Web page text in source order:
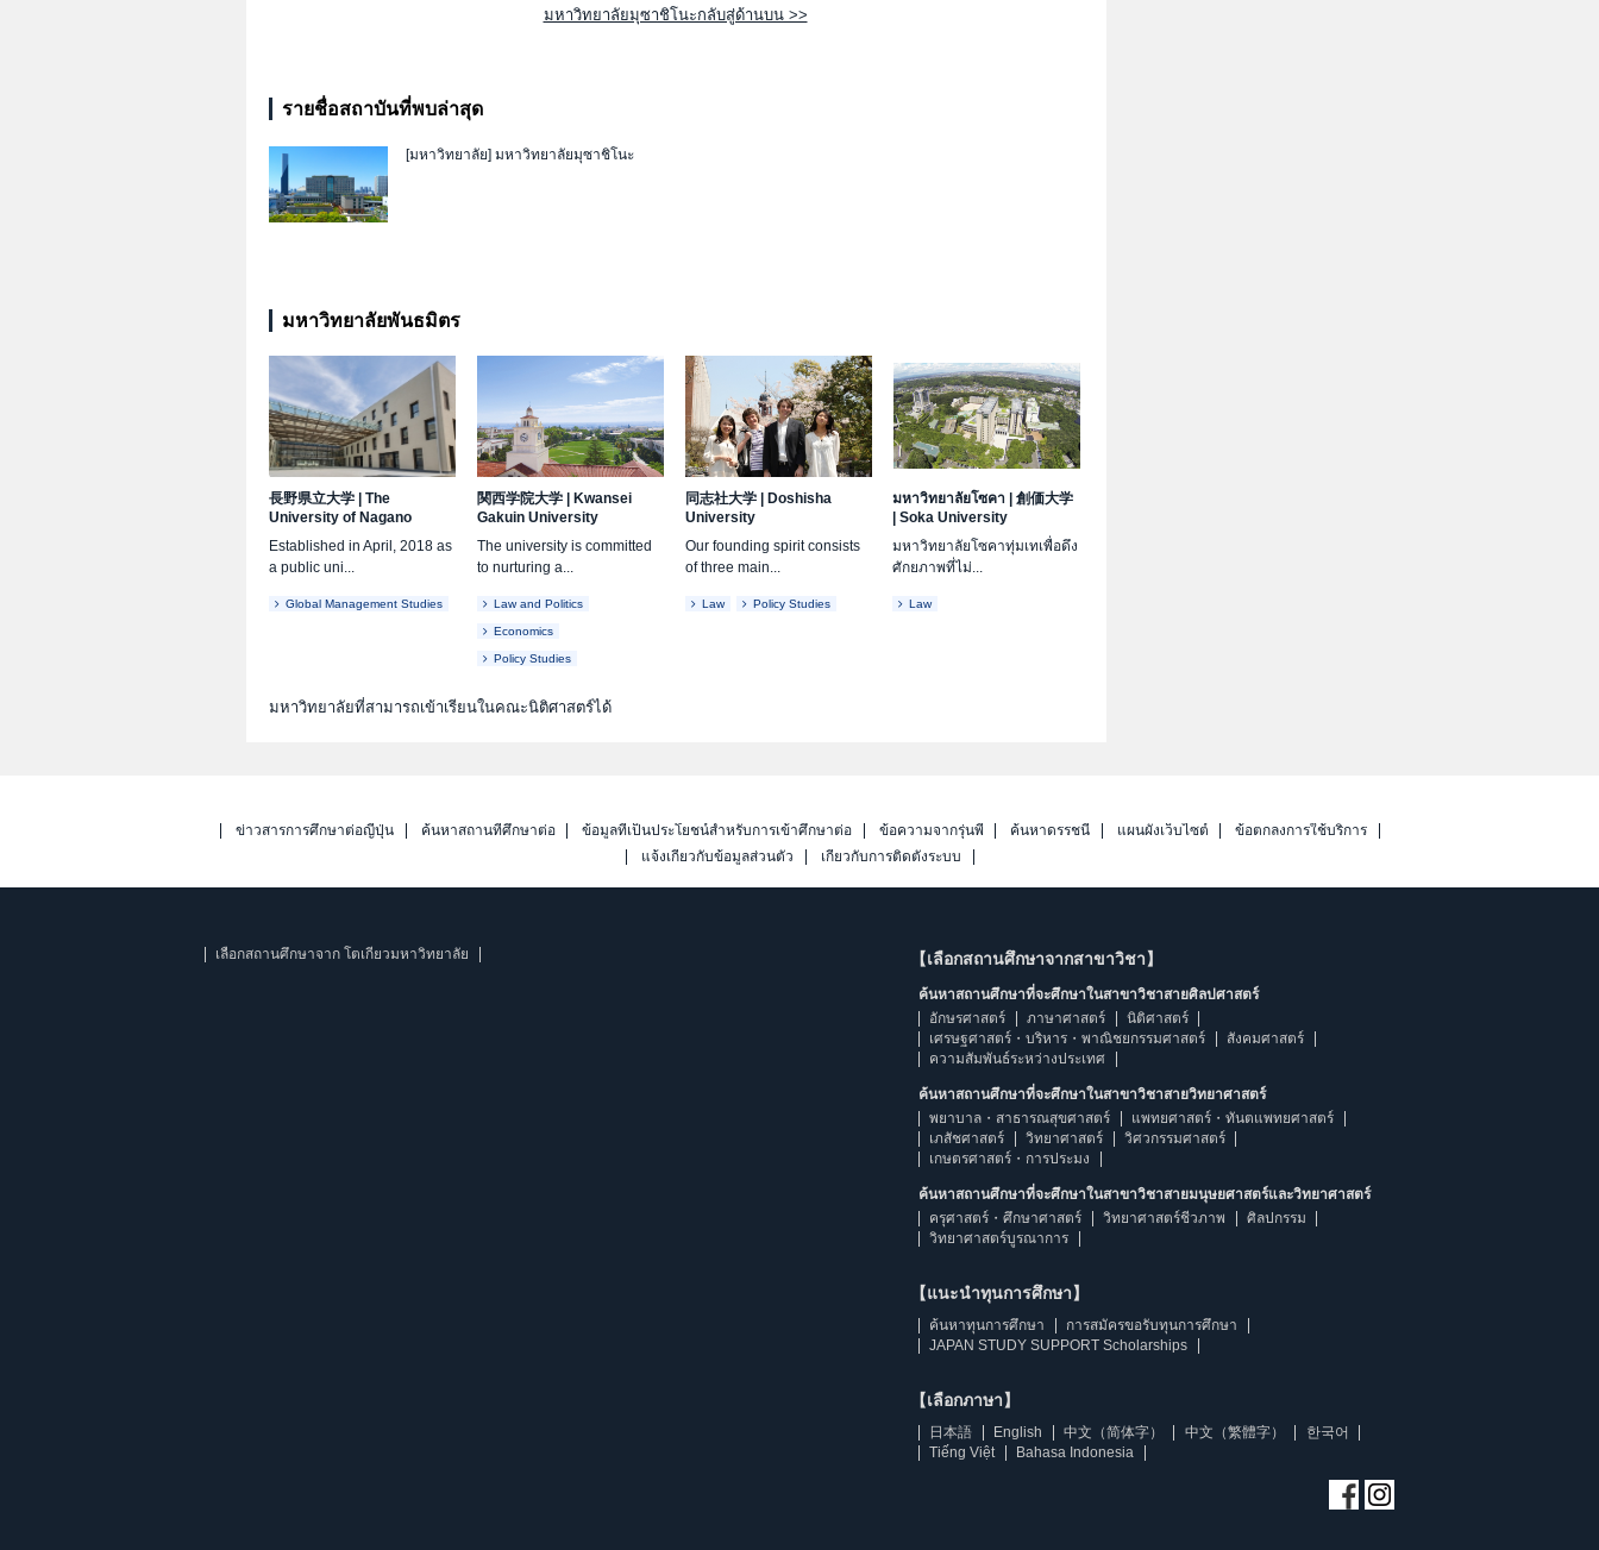
มหาวิทยาลัยมุซาชิโนะกลับสู่ด้านบน >>
รายชื่อสถาบันที่พบล่าสุด
[มหาวิทยาลัย] มหาวิทยาลัยมุซาชิโนะ
มหาวิทยาลัยพันธมิตร
長野県立大学 | The
University of Nagano
Established in April, 2018 as
a public uni...
Global Management Studies
関西学院大学| Kwansei
Gakuin University
The university is committed
to nurturing a...
Law and Politics
Economics
Policy Studies
同志社大学| Doshisha
University
Our founding spirit consists
of three main...
Law Policy Studies
มหาวิทยาลัยโซคา |創価大学
|Soka University
มหาวิทยาลัยโซคาทุ่มเทเพื่อดึง
ศักยภาพที่ไม่...
Law
มหาวิทยาลัยที่สามารถเข้าเรียนในคณะนิติศาสตร์ได้
ข่าวสารการศึกษาต่อญี่ปุ่น ค้นหาสถานที่ศึกษาต่อ ข้อมูลที่เป็นประโยชน์สำหรับการเข้าศึกษาต่อ ข้อความจากรุ่นพี่ ค้นหาดรรชนี แผนผังเว็บไซต์
ข้อตกลงการใช้บริการ
แจ้งเกี่ยวกับข้อมูลส่วนตัว
เกี่ยวกับการติดตั้งระบบ
เลือกสถานศึกษาจาก โตเกียวมหาวิทยาลัย 【เลือกสถานศึกษาจากสาขาวิชา】
ค้นหาสถานศึกษาที่จะศึกษาในสาขาวิชาสายศิลปศาสตร์
อักษรศาสตร์
ภาษาศาสตร์
นิติศาสตร์
เศรษฐศาสตร์・บริหาร・พาณิชยกรรมศาสตร์
สังคมศาสตร์
ความสัมพันธ์ระหว่างประเทศ
ค้นหาสถานศึกษาที่จะศึกษาในสาขาวิชาสายวิทยาศาสตร์
พยาบาล・สาธารณสุขศาสตร์
แพทยศาสตร์・ทันตแพทยศาสตร์
เภสัชศาสตร์
วิทยาศาสตร์
วิศวกรรมศาสตร์
เกษตรศาสตร์・การประมง
ค้นหาสถานศึกษาที่จะศึกษาในสาขาวิชาสายมนุษยศาสตร์และวิทยาศาสตร์
ครุศาสตร์・ศึกษาศาสตร์
วิทยาศาสตร์ชีวภาพ
ศิลปกรรม
วิทยาศาสตร์บูรณาการ
【แนะนำทุนการศึกษา】
ค้นหาทุนการศึกษา
การสมัครขอรับทุนการศึกษา
JAPAN STUDY SUPPORT Scholarships
【เลือกภาษา】
日本語 English 中文（简体字） 中文（繁體字）
한국어
Tiếng Việt
Bahasa Indonesia